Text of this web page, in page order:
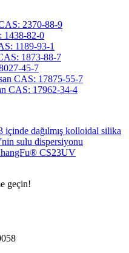
2370-88-9
1438-82-0
1189-93-1
1873-88-7
45-7
CAS: 17875-55-7
CAS: 17962-34-4
dağılmış kolloidal silika
sulu dispersiyonu
CS23UV
geçin!